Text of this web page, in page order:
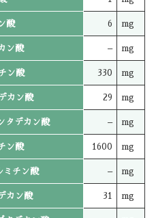
酸 6 mg
ン酸 – mg
ン酸 330 mg
カン酸 29 mg
タデカン酸 – mg
ン酸 1600 mg
ミチン酸 – mg
カン酸 31 mg